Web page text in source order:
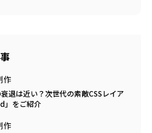
作
退は近い？次世代の素敵CSSレイア
」をご紹介
作